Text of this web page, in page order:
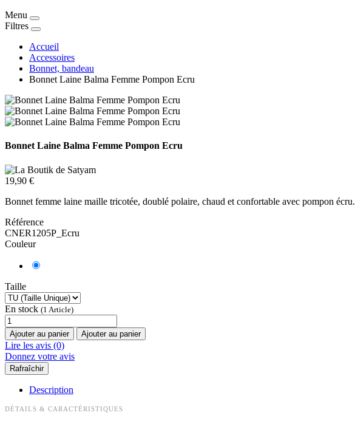
Menu
Filtres
Accueil
Accessoires
Bonnet, bandeau
Bonnet Laine Balma Femme Pompon Ecru
Bonnet Laine Balma Femme Pompon Ecru
19,90 €
Bonnet femme laine maille tricotée, doublé polaire, chaud et confortable avec pompon écru.
Référence
CNER1205P_Ecru
Couleur
Taille
En stock (1 Article)
Ajouter au panier Ajouter au panier
Lire les avis (0)
Donnez votre avis
Description
DÉTAILS & CARACTÉRISTIQUES